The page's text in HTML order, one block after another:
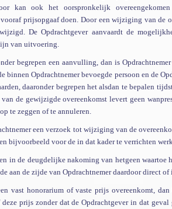
kan ook het oorspronkelijk
prijsopgaaf doen. Door een wijziging van de
De Opdrachtgever aanvaardt de
van uitvoering.
begrepen een aanvulling, dan is
binnen Opdrachtnemer bevoegde persoon en de
daaronder begrepen het alsdan te bepalen
de gewijzigde overeenkomst levert geen
te zeggen of te annuleren.
een verzoek tot wijziging van de
bijvoorbeeld voor de in dat kader te verrichten
in de deugdelijke nakoming van hetgeen waartoe
aan de zijde van Opdrachtnemer daardoor direct
vast honorarium of vaste prijs overeenkomt,
prijs zonder dat de Opdrachtgever in dat